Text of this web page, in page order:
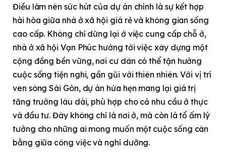
Điều làm nên sức hút của dự án chính là sự kết hợp
hài hòa giữa nhà ở xã hội giá rẻ và không gian sống
cao cấp. Không chỉ dừng lại ở việc cung cấp chỗ ở,
nhà ở xã hội Vạn Phúc hướng tới việc xây dựng một
cộng đồng bền vững, nơi cư dân có thể tận hưởng
cuộc sống tiện nghi, gần gũi với thiên nhiên. Với vị trí
ven sông Sài Gòn, dự án hứa hẹn mang lại giá trị
tăng trưởng lâu dài, phù hợp cho cả nhu cầu ở thực
và đầu tư. Đây không chỉ là nơi ở, mà còn là tổ ấm lý
tưởng cho những ai mong muốn một cuộc sống cân
bằng giữa công việc và nghỉ dưỡng.